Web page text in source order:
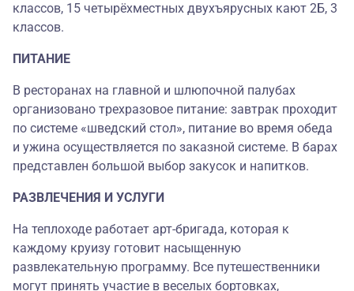
классов, 15 четырёхместных двухъярусных кают 2Б, 3
классов.
ПИТАНИЕ
В ресторанах на главной и шлюпочной палубах
организовано трехразовое питание: завтрак проходит
по системе «шведский стол», питание во время обеда
и ужина осуществляется по заказной системе. В барах
представлен большой выбор закусок и напитков.
РАЗВЛЕЧЕНИЯ И УСЛУГИ
На теплоходе работает арт-бригада, которая к
каждому круизу готовит насыщенную
развлекательную программу. Все путешественники
могут принять участие в веселых бортовках,